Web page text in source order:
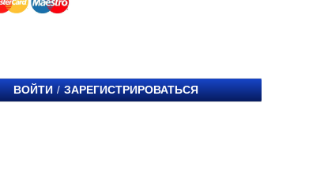
ВОЙТИ / ЗАРЕГИСТРИРОВАТЬСЯ